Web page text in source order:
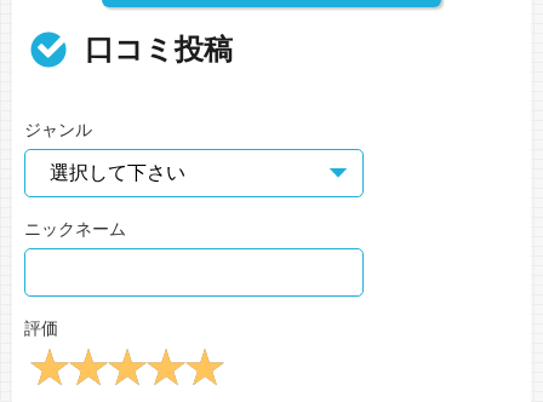
口コミ投稿
ジャンル
ニックネーム
評価